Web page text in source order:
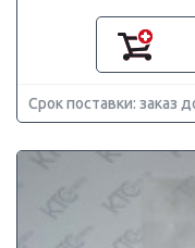
Срок поставки: заказ